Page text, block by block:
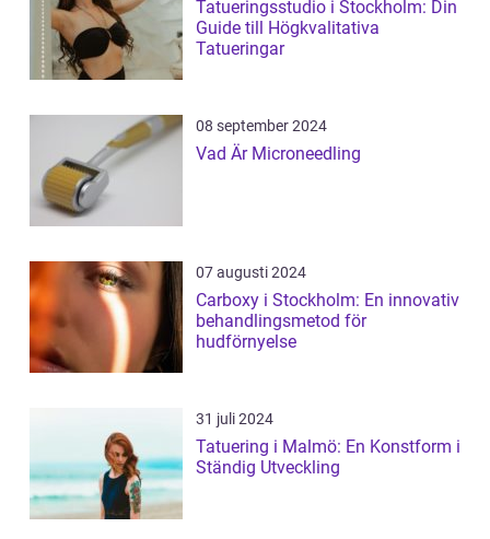
Tatueringsstudio i Stockholm: Din
Guide till Högkvalitativa
Tatueringar
08 september 2024
Vad Är Microneedling
07 augusti 2024
Carboxy i Stockholm: En innovativ
behandlingsmetod för
hudförnyelse
31 juli 2024
Tatuering i Malmö: En Konstform i
Ständig Utveckling